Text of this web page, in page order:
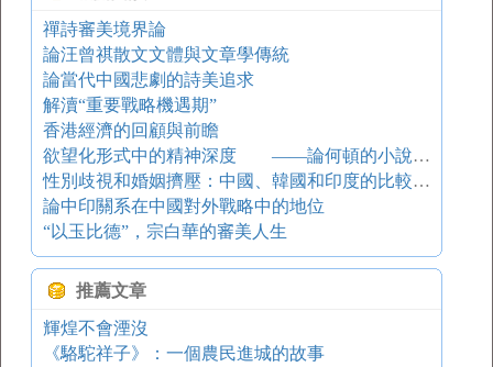
禪詩審美境界論
論汪曾祺散文文體與文章學傳統
論當代中國悲劇的詩美追求
解瀆“重要戰略機遇期”
香港經濟的回顧與前瞻
欲望化形式中的精神深度 ——論何頓的小說創作
性別歧視和婚姻擠壓：中國、韓國和印度的比較研究
論中印關系在中國對外戰略中的地位
“以玉比德”，宗白華的審美人生
推薦文章
輝煌不會湮沒
《駱駝祥子》：一個農民進城的故事